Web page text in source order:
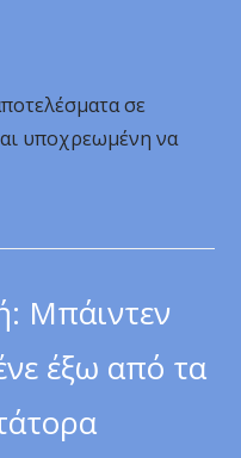
σε
υποχρεωμένη να
Μπάιντεν
έξω από τα